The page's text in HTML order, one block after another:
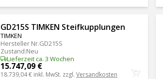
GD215S TIMKEN Steifkupplungen
TIMKEN
Hersteller Nr.GD215S
Zustand:Neu
Lieferzeit ca. 3 Wochen
15.747,09 €
18.739,04 € inkl. MwSt. zzgl. Versandkosten